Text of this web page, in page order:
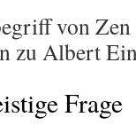
von
zu Albert
Frage